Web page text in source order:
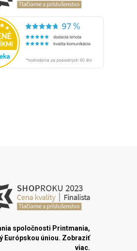
spoločnosti Printmania,
Európskou úniou. Zobraziť
viac.